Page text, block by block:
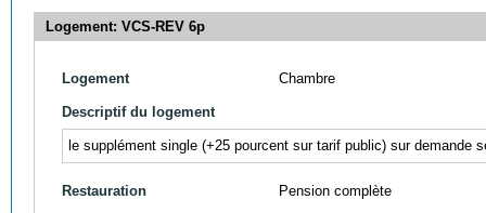
Logement: VCS-REV 6p
Logement Chambre
Descriptif du logement
le supplément single (+25 pourcent sur tarif public) sur demande
Restauration Pension complète